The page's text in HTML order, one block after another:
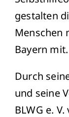
gestalten
Menschen
Bayern mit.
Durch
und seine
BLWG e.